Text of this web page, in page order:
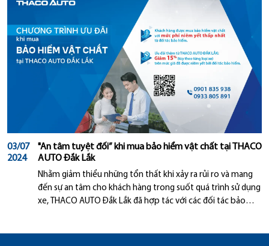
03/07
2024
"An tâm tuyệt đối” khi mua bảo hiểm vật chất tại THACO
AUTO Đắk Lắk
Nhằm giảm thiểu những tổn thất khi xảy ra rủi ro và mang
đến sự an tâm cho khách hàng trong suốt quá trình sử dụng
xe, THACO AUTO Đắk Lắk đã hợp tác với các đối tác bảo